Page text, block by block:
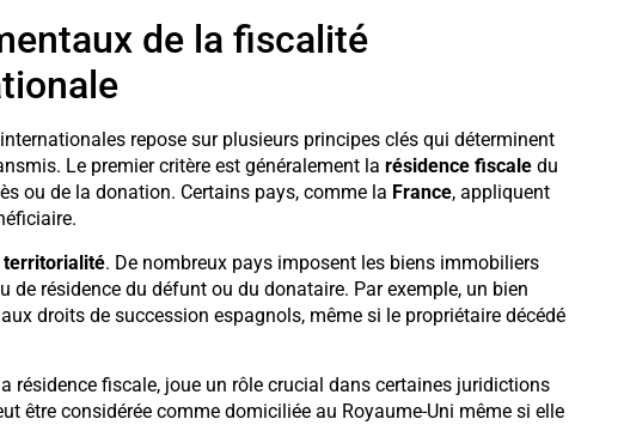
de la fiscalité
repose sur plusieurs principes clés qui déterminent
Le premier critère est généralement la résidence fiscaledu
ou de la donation. Certains pays, comme la France, appliquent
territorialité. De nombreux pays imposent les biens immobiliers
de résidence du défunt ou du donataire. Par exemple, un bien
droits de succession espagnols, même si le propriétaire décédé
résidence fiscale, joue un rôle crucial dans certaines juridictions
être considérée comme domiciliée au Royaume-Uni même si elle